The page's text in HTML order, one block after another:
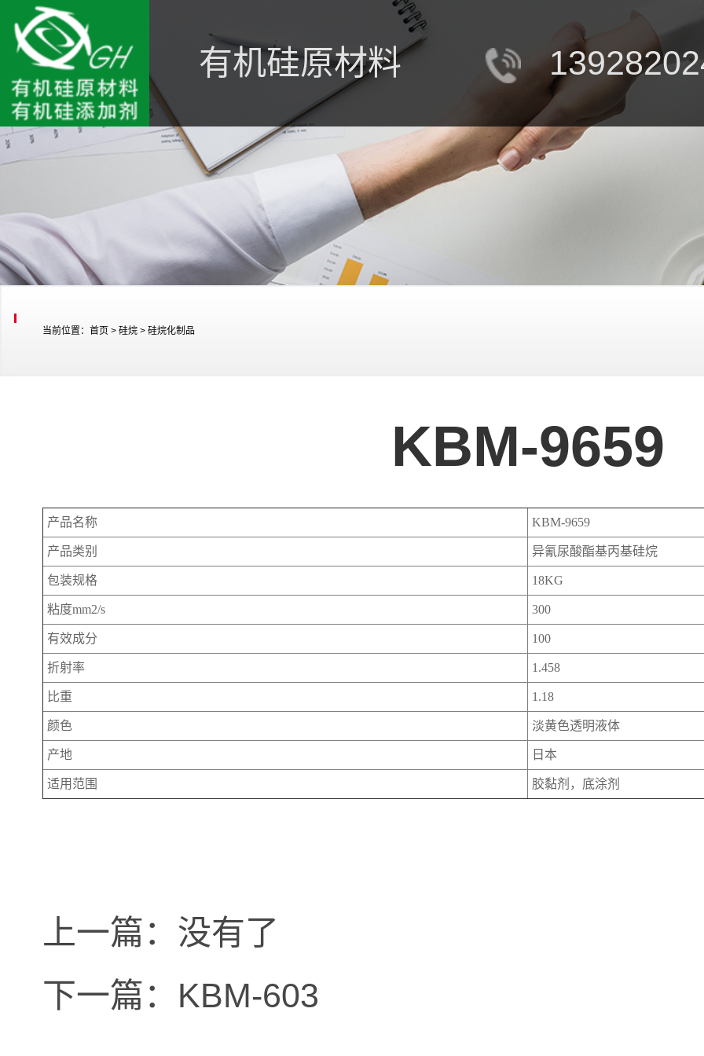
有机硅原材料
当前位置： 首页> 硅烷> 硅烷化制品
KBM-9659
产品名称 KBM-9659
产品类别 异氰尿酸酯基丙基硅烷
包装规格 18KG
粘度mm2/s 300
有效成分 100
折射率 1.458
比重 1.18
颜色 淡黄色透明液体
产地 日本
适用范围 胶黏剂，底涂剂
上一篇： 没有了
下一篇： KBM-603